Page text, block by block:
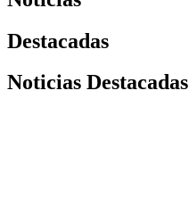
Destacadas
Noticias Destacadas